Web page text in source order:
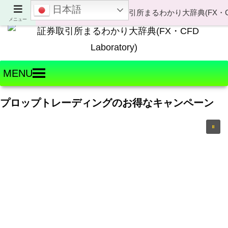
Welcome to FX・CFD Laboratory!
MENU
プロップトレーディングのお得なキャンペーン
メニュー
日本語